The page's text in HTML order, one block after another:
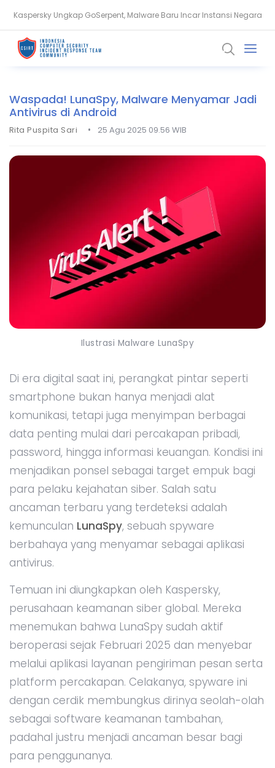
Kaspersky Ungkap GoSerpent, Malware Baru Incar Instansi Negara
Apa Itu Serangan AI Adversarial? Ini Cara Kerja dan Risikonya
Waspada! LunaSpy, Malware Menyamar Jadi
Antivirus di Android
Rita Puspita Sari • 25 Agu 2025 09.56 WIB
Ilustrasi Malware LunaSpy
Di era digital saat ini, perangkat pintar seperti
smartphone bukan hanya menjadi alat
komunikasi, tetapi juga menyimpan berbagai
data penting mulai dari percakapan pribadi,
password, hingga informasi keuangan. Kondisi ini
menjadikan ponsel sebagai target empuk bagi
para pelaku kejahatan siber. Salah satu
ancaman terbaru yang terdeteksi adalah
kemunculan LunaSpy, sebuah spyware
berbahaya yang menyamar sebagai aplikasi
antivirus.
Temuan ini diungkapkan oleh Kaspersky,
perusahaan keamanan siber global. Mereka
menemukan bahwa LunaSpy sudah aktif
beroperasi sejak Februari 2025 dan menyebar
melalui aplikasi layanan pengiriman pesan serta
platform percakapan. Celakanya, spyware ini
dengan cerdik membungkus dirinya seolah-olah
sebagai software keamanan tambahan,
padahal justru menjadi ancaman besar bagi
para penggunanya.